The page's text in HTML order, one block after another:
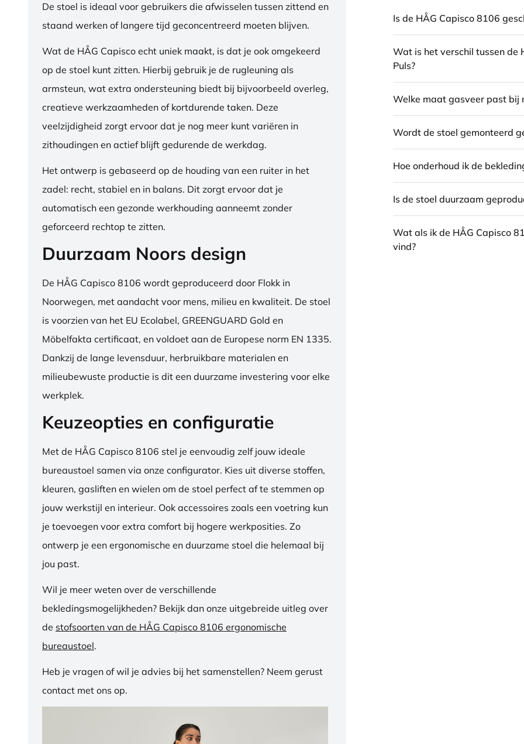
De stoel is ideaal voor gebruikers die afwisselen tussen zittend en
staand werken of langere tijd geconcentreerd moeten blijven.
Wat de HÅG Capisco echt uniek maakt, is dat je ook omgekeerd
op de stoel kunt zitten. Hierbij gebruik je de rugleuning als
armsteun, wat extra ondersteuning biedt bij bijvoorbeeld overleg,
creatieve werkzaamheden of kortdurende taken. Deze
veelzijdigheid zorgt ervoor dat je nog meer kunt variëren in
zithoudingen en actief blijft gedurende de werkdag.
Het ontwerp is gebaseerd op de houding van een ruiter in het
zadel: recht, stabiel en in balans. Dit zorgt ervoor dat je
automatisch een gezonde werkhouding aanneemt zonder
geforceerd rechtop te zitten.
Duurzaam Noors design
De HÅG Capisco 8106 wordt geproduceerd door Flokk in
Noorwegen, met aandacht voor mens, milieu en kwaliteit. De stoel
is voorzien van het EU Ecolabel, GREENGUARD Gold en
Möbelfakta certificaat, en voldoet aan de Europese norm EN 1335.
Dankzij de lange levensduur, herbruikbare materialen en
milieubewuste productie is dit een duurzame investering voor elke
werkplek.
Keuzeopties en configuratie
Met de HÅG Capisco 8106 stel je eenvoudig zelf jouw ideale
bureaustoel samen via onze configurator. Kies uit diverse stoffen,
kleuren, gasliften en wielen om de stoel perfect af te stemmen op
jouw werkstijl en interieur. Ook accessoires zoals een voetring kun
je toevoegen voor extra comfort bij hogere werkposities. Zo
ontwerp je een ergonomische en duurzame stoel die helemaal bij
jou past.
Wil je meer weten over de verschillende
bekledingsmogelijkheden? Bekijk dan onze uitgebreide uitleg over
de stofsoorten van de HÅG Capisco 8106 ergonomische
bureaustoel.
Heb je vragen of wil je advies bij het samenstellen? Neem gerust
contact met ons op.
Is de HÅG Capisco 8106
Wat is het verschil tussen de
Puls?
Welke maat gasveer past bij
Wordt de stoel gemonteerd
Hoe onderhoud ik de
Is de stoel duurzaam
Wat als ik de HÅG Capisco
vind?